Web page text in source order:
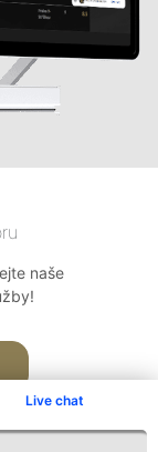
Live chat
naše